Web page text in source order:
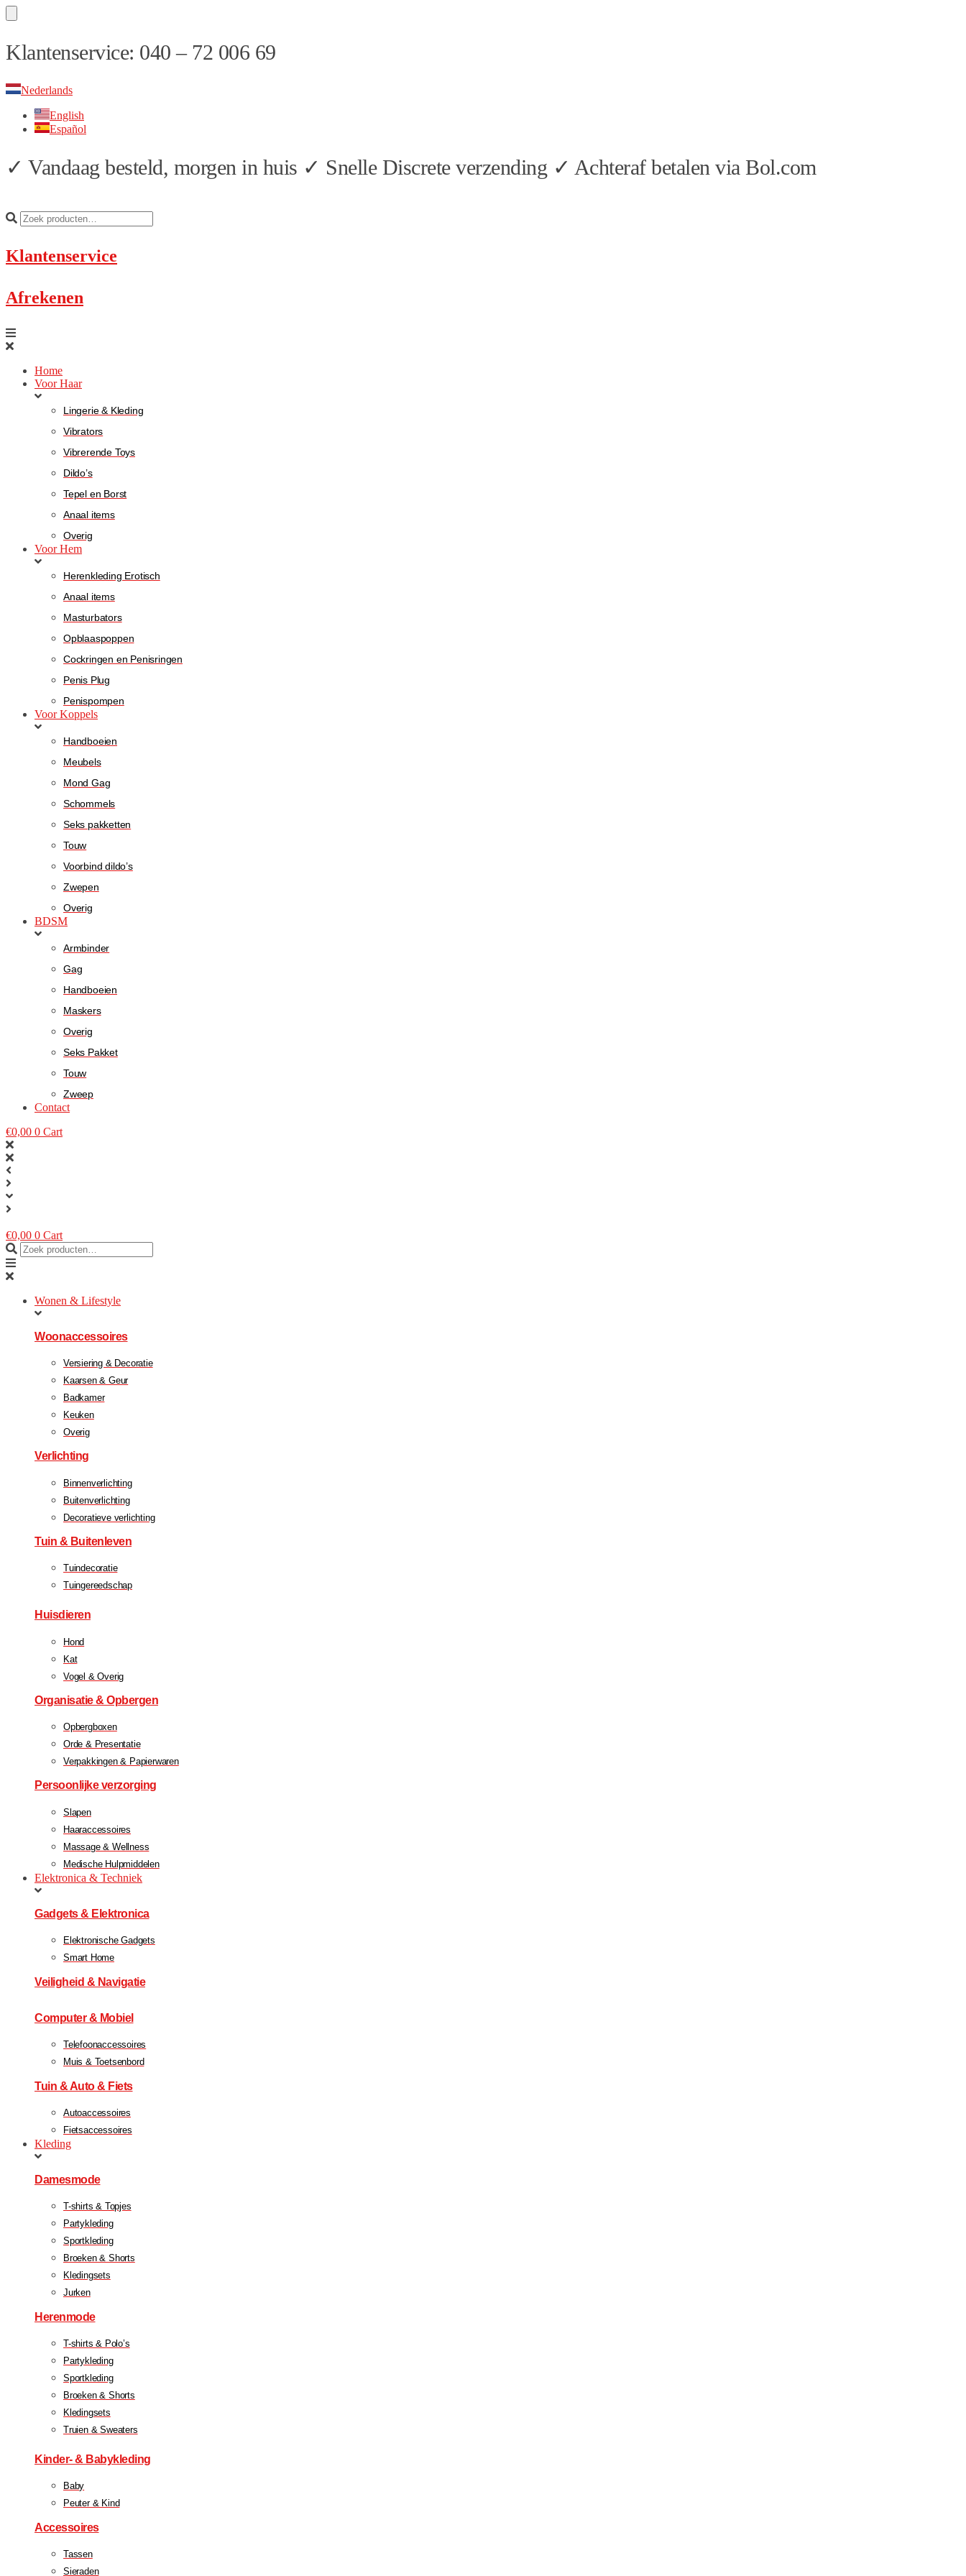
Skip
to
Skip
to
Klantenservice: 040 – 72 006 69
Nederlands
English
Español
✓ Vandaag besteld, morgen in huis ✓ Snelle Discrete verzending ✓ Achteraf betalen via Bol.com
Klantenservice
Afrekenen
Home
Voor Haar
Lingerie & Kleding
Vibrators
Vibrerende Toys
Dildo’s
Tepel en Borst
Anaal items
Overig
Voor Hem
Herenkleding Erotisch
Anaal items
Masturbators
Opblaaspoppen
Cockringen en Penisringen
Penis Plug
Penispompen
Voor Koppels
Handboeien
Meubels
Mond Gag
Schommels
Seks pakketten
Touw
Voorbind dildo’s
Zwepen
Overig
BDSM
Armbinder
Gag
Handboeien
Maskers
Overig
Seks Pakket
Touw
Zweep
Contact
€0,00 0 Cart
€0,00 0 Cart
Wonen & Lifestyle
Woonaccessoires
Versiering & Decoratie
Kaarsen & Geur
Badkamer
Keuken
Overig
Verlichting
Binnenverlichting
Buitenverlichting
Decoratieve verlichting
Tuin & Buitenleven
Tuindecoratie
Tuingereedschap
Huisdieren
Hond
Kat
Vogel & Overig
Organisatie & Opbergen
Opbergboxen
Orde & Presentatie
Verpakkingen & Papierwaren
Persoonlijke verzorging
Slapen
Haaraccessoires
Massage & Wellness
Medische Hulpmiddelen
Elektronica & Techniek
Gadgets & Elektronica
Elektronische Gadgets
Smart Home
Veiligheid & Navigatie
Computer & Mobiel
Telefoonaccessoires
Muis & Toetsenbord
Tuin & Auto & Fiets
Autoaccessoires
Fietsaccessoires
Kleding
Damesmode
T-shirts & Topjes
Partykleding
Sportkleding
Broeken & Shorts
Kledingsets
Jurken
Herenmode
T-shirts & Polo’s
Partykleding
Sportkleding
Broeken & Shorts
Kledingsets
Truien & Sweaters
Kinder- & Babykleding
Baby
Peuter & Kind
Accessoires
Tassen
Sieraden